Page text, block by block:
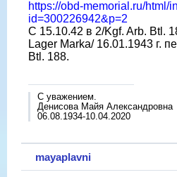
https://obd-memorial.ru/html/
id=300226942&p=2
С 15.10.42 в 2/Kgf. Arb. Btl.
Lager Marka/ 16.01.1943 г.
Btl. 188.
С уважением.
Денисова Майя Александровна
06.08.1934-10.04.2020
mayaplavni